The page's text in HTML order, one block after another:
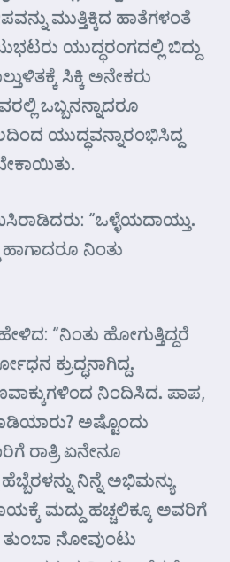
ಮುತ್ತಿಕ್ಕಿದ ಹಾತೆಗಳಂತೆ
ಯುದ್ಧರಂಗದಲ್ಲಿ ಬಿದ್ದು
ಸಿಕ್ಕಿ ಅನೇಕರು
ಒಬ್ಬನನ್ನಾದರೂ
ಯುದ್ಧವನ್ನಾರಂಭಿಸಿದ್ದ
“ಒಳ್ಳೆಯದಾಯ್ತು.
ನಿಂತು
“ನಿಂತು ಹೋಗುತ್ತಿದ್ದರೆ
ಕ್ರುದ್ಧನಾಗಿದ್ದ.
ನಿಂದಿಸಿದ. ಪಾಪ,
ಅಷ್ಟೊಂದು
ರಾತ್ರಿ ಏನೇನೂ
ನಿನ್ನೆ ಅಭಿಮನ್ಯು
ಮದ್ದು ಹಚ್ಚಲಿಕ್ಕೂ ಅವರಿಗೆ
ನೋವುಂಟು